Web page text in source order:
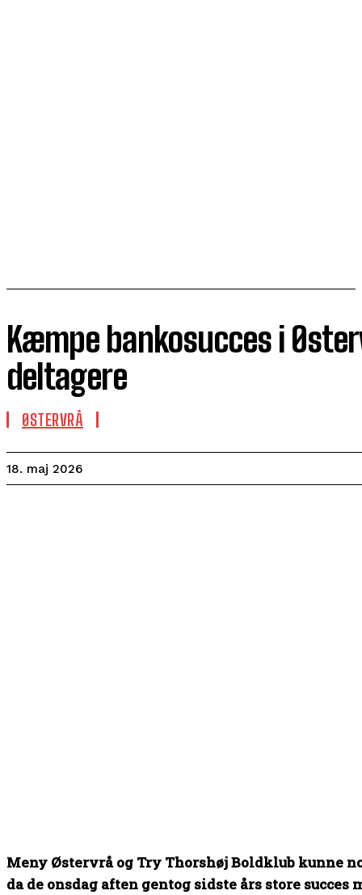
Kæmpe bankosucces i
deltagere
ØSTERVRÅ
18. maj 2026
Meny Østervrå og Try Thorshøj Boldklub kunne
da de onsdag aften gentog sidste års store